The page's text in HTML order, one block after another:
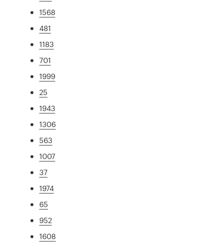
1568
481
1183
701
1999
25
1943
1306
563
1007
37
1974
65
952
1608